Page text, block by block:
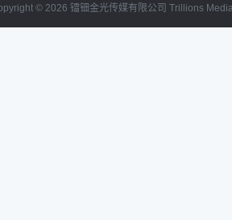
© 2026 镭钿金光传媒有限公司 Trillions